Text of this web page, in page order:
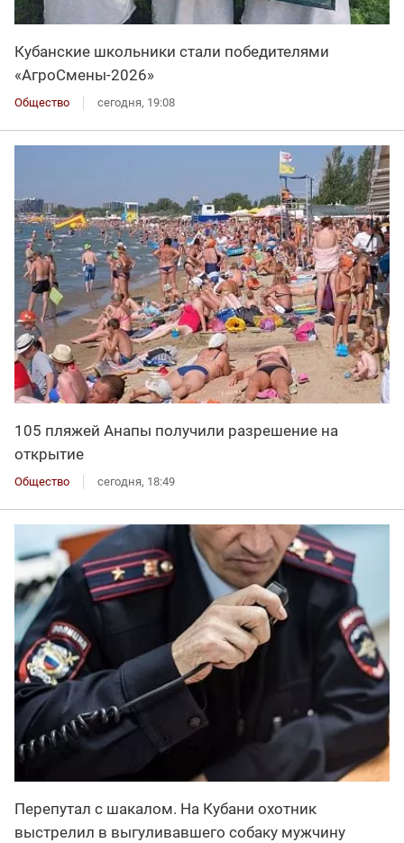
Кубанские школьники стали победителями
«АгроСмены-2026»
Общество сегодня, 19:08
105 пляжей Анапы получили разрешение на
открытие
Общество сегодня, 18:49
Перепутал с шакалом. На Кубани охотник
выстрелил в выгуливавшего собаку мужчину